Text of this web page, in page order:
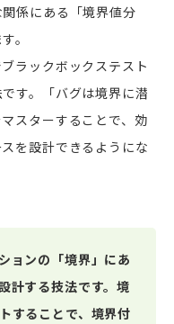
係にある「境界値分
。
ラックボックステスト
す。「バグは境界に潜
スターすることで、効
を設計できるようにな
ョンの「境界」にあ
計する技法です。境
することで、境界付